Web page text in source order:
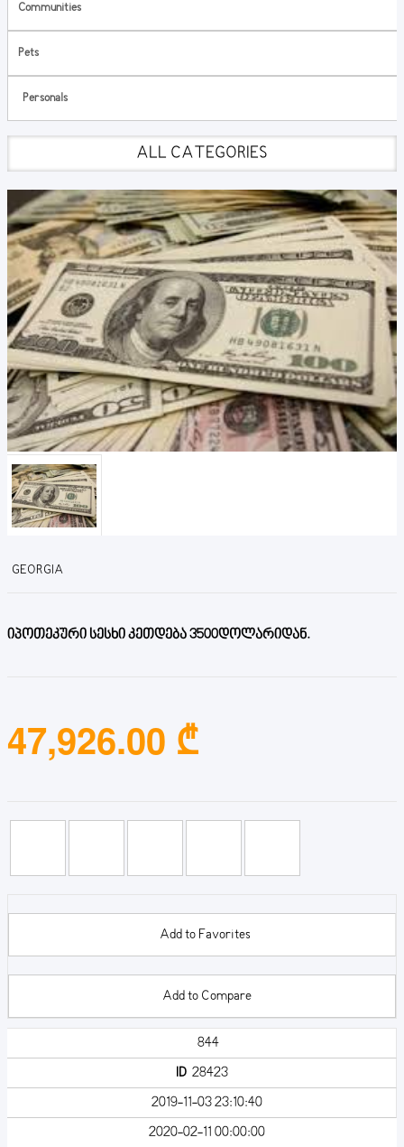
Communities
Pets
Personals
ALL CATEGORIES
GEORGIA
იპოთეკური სესხი კეთდება 3500დოლარიდან.
47,926.00 ₾
Add to Favorites
Add to Compare
844
ID28423
2019-11-03 23:10:40
2020-02-11 00:00:00